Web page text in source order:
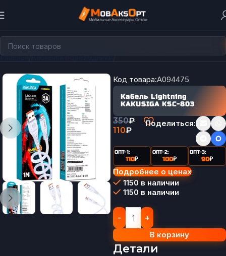
Главная Кабели и переходники Кабели Lightning
Код товара:A094475
Кабель Lightning
KAKUSIGA KSC-803
350₽
110₽
Поделиться:
ОПТ-1:
110₽
ОПТ-2:
100₽
ОПТ-3:
90₽
Подробнее о ценах
1150 в наличии
1150 в наличии
В корзину
Детали